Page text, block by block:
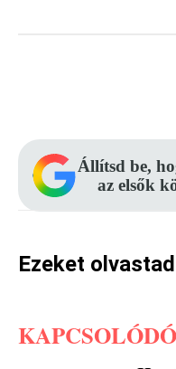
Állítsd be,
az elsők
Ezeket